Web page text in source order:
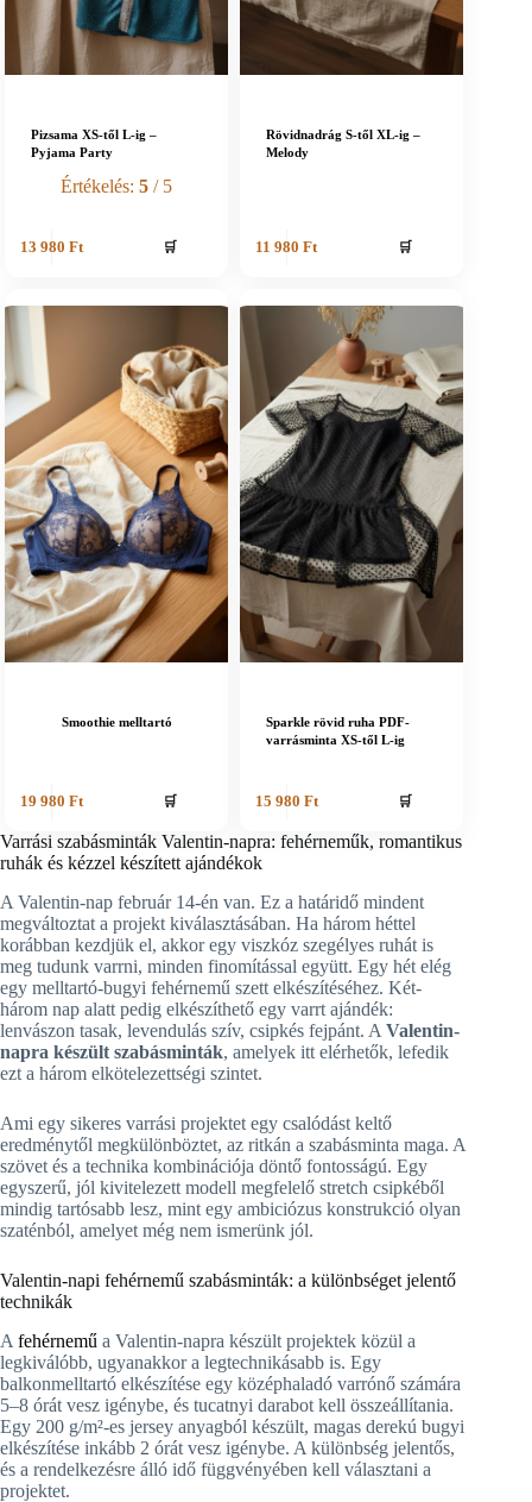
Pizsama XS-től L-ig –
Pyjama Party
Értékelés:5 / 5
13 980 Ft 🛒
Rövidnadrág S-től XL-ig –
Melody
11 980Ft 🛒
Smoothie melltartó
19 980 Ft 🛒
Sparkle rövid ruha PDF-
varrásminta XS-től L-ig
15 980 Ft
🛒
Varrási szabásminták Valentin-napra: fehérneműk, romantikus
ruhák és kézzel készített ajándékok
A Valentin-nap február 14-én van. Ez a határidő mindent
megváltoztat a projekt kiválasztásában. Ha három héttel
korábban kezdjük el, akkor egy viszkóz szegélyes ruhát is
meg tudunk varrni, minden finomítással együtt. Egy hét elég
egy melltartó-bugyi fehérnemű szett elkészítéséhez. Két-
három nap alatt pedig elkészíthető egy varrt ajándék:
lenvászon tasak, levendulás szív, csipkés fejpánt. A Valentin-
napra készült szabásminták, amelyek itt elérhetők, lefedik
ezt a három elkötelezettségi szintet.
Ami egy sikeres varrási projektet egy csalódást keltő
eredménytől megkülönböztet, az ritkán a szabásminta maga. A
szövet és a technika kombinációja döntő fontosságú. Egy
egyszerű, jól kivitelezett modell megfelelő stretch csipkéből
mindig tartósabb lesz, mint egy ambiciózus konstrukció olyan
szaténból, amelyet még nem ismerünk jól.
Valentin-napi fehérnemű szabásminták: a különbséget jelentő
technikák
A fehérnemű a Valentin-napra készült projektek közül a
legkiválóbb, ugyanakkor a legtechnikásabb is. Egy
balkonmelltartó elkészítése egy középhaladó varrónő számára
5–8 órát vesz igénybe, és tucatnyi darabot kell összeállítania.
Egy 200 g/m²-es jersey anyagból készült, magas derekú bugyi
elkészítése inkább 2 órát vesz igénybe. A különbség jelentős,
és a rendelkezésre álló idő függvényében kell választani a
projektet.